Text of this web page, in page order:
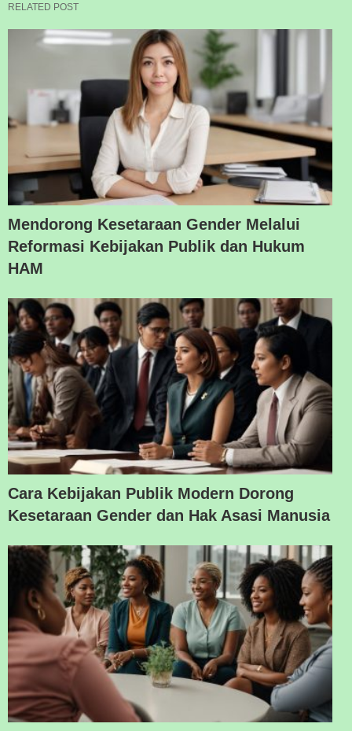
RELATED POST
Mendorong Kesetaraan Gender Melalui
Reformasi Kebijakan Publik dan Hukum
HAM
Cara Kebijakan Publik Modern Dorong
Kesetaraan Gender dan Hak Asasi Manusia